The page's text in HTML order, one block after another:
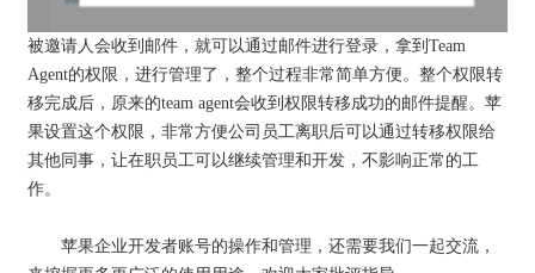
被邀请人会收到邮件，就可以通过邮件进行登录，拿到Team
Agent的权限，进行管理了，整个过程非常简单方便。整个权限转
移完成后，原来的team agent会收到权限转移成功的邮件提醒。苹
果设置这个权限，非常方便公司员工离职后可以通过转移权限给
其他同事，让在职员工可以继续管理和开发，不影响正常的工
作。
苹果企业开发者账号的操作和管理，还需要我们一起交流，